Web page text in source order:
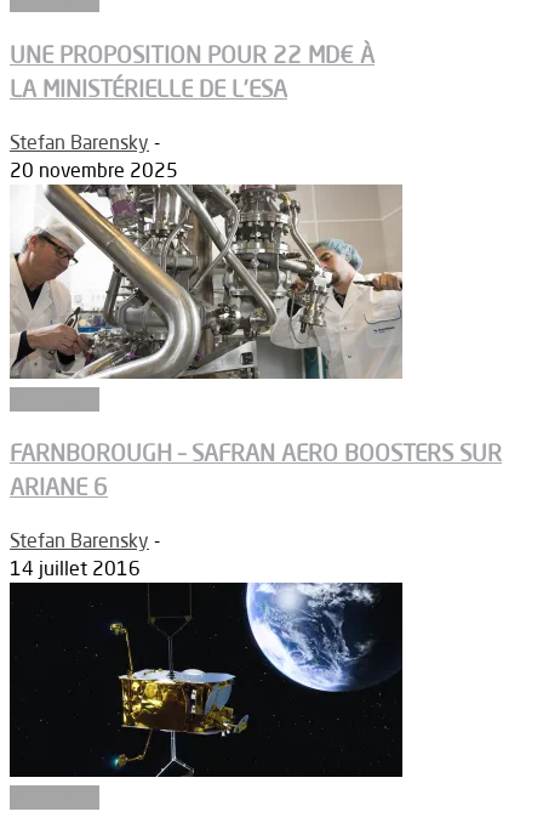
UNE PROPOSITION POUR 22 MD€ À
LA MINISTÉRIELLE DE L’ESA
Stefan Barensky -
20 novembre 2025
FARNBOROUGH – SAFRAN AERO BOOSTERS SUR
ARIANE 6
Stefan Barensky -
14 juillet 2016